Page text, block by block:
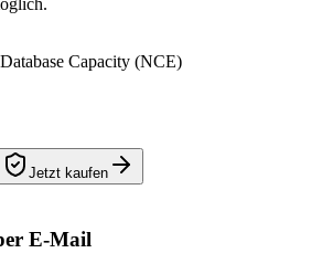
Capacity (NCE)
Jetzt kaufen
E-Mail